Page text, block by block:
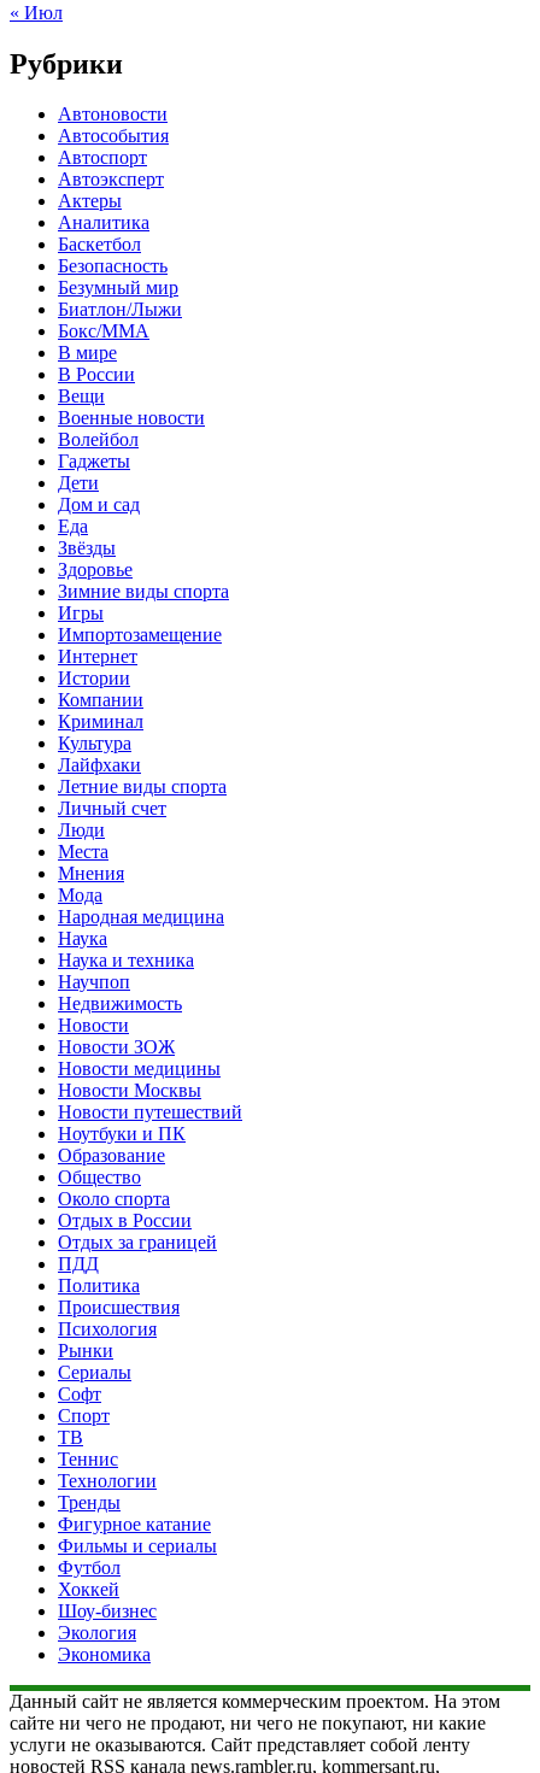
« Июл
Рубрики
Автоновости
Автособытия
Автоспорт
Автоэксперт
Актеры
Аналитика
Баскетбол
Безопасность
Безумный мир
Биатлон/Лыжи
Бокс/MMA
В мире
В России
Вещи
Военные новости
Волейбол
Гаджеты
Дети
Дом и сад
Еда
Звёзды
Здоровье
Зимние виды спорта
Игры
Импортозамещение
Интернет
Истории
Компании
Криминал
Культура
Лайфхаки
Летние виды спорта
Личный счет
Люди
Места
Мнения
Мода
Народная медицина
Наука
Наука и техника
Научпоп
Недвижимость
Новости
Новости ЗОЖ
Новости медицины
Новости Москвы
Новости путешествий
Ноутбуки и ПК
Образование
Общество
Около спорта
Отдых в России
Отдых за границей
ПДД
Политика
Происшествия
Психология
Рынки
Сериалы
Софт
Спорт
ТВ
Теннис
Технологии
Тренды
Фигурное катание
Фильмы и сериалы
Футбол
Хоккей
Шоу-бизнес
Экология
Экономика
Данный сайт не является коммерческим проектом. На этом
сайте ни чего не продают, ни чего не покупают, ни какие
услуги не оказываются. Сайт представляет собой ленту
новостей RSS канала news.rambler.ru, kommersant.ru,